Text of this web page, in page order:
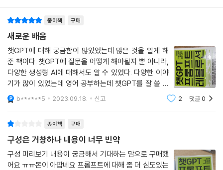
종이책 구매
새로운 배움
챗GPT에 대해 궁금함이 많았었는데 많은 것을 알게 해
준 책이다. 챗GPT에 질문을 어떻게 해야될지 뿐 아니라,
다양한 생성형 AI에 대해서도 알 수 있었다. 다양한 이야
기가 많이 있었는데 영어 공부하는데 챗GPT를 잘 쓸 수
있다는 것이 매우 흥미롭고 실제로 도움이 되었다. 챗GP
T에게 질문(프롬프트라고 하는데)할 때 어떻게 하면 좋
b******5 2023.09.18. 신고 2 댓글0
종이책 구매
구성은 거창하나 내용이 너무 빈약
구성 미리보기 내용이 궁금해서 기대하는 맘으로 구매했
어요 ㅠㅠ돈이 아깝네요 프롬프트에 대해 좀 더 심도있는